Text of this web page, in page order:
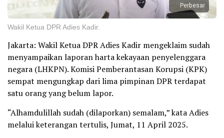
Perbesar
Wakil Ketua DPR Adies Kadir.
Jakarta: Wakil Ketua DPR Adies Kadir mengeklaim sudah
menyampaikan laporan harta kekayaan penyelenggara
negara (LHKPN). Komisi Pemberantasan Korupsi (KPK)
sempat mengungkap dari lima pimpinan DPR terdapat
satu orang yang belum lapor.
“Alhamdulillah sudah (dilaporkan) semalam,” kata Adies
melalui keterangan tertulis, Jumat, 11 April 2025.